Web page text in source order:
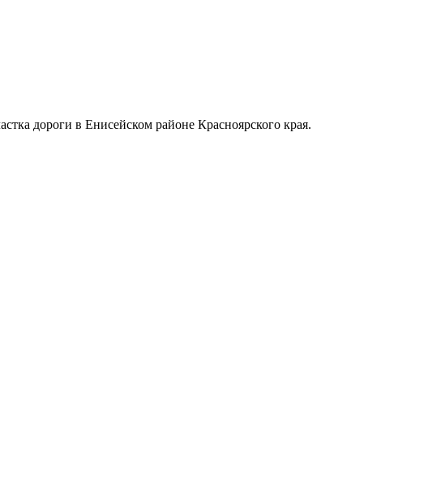
дороги в Енисейском районе Красноярского края.